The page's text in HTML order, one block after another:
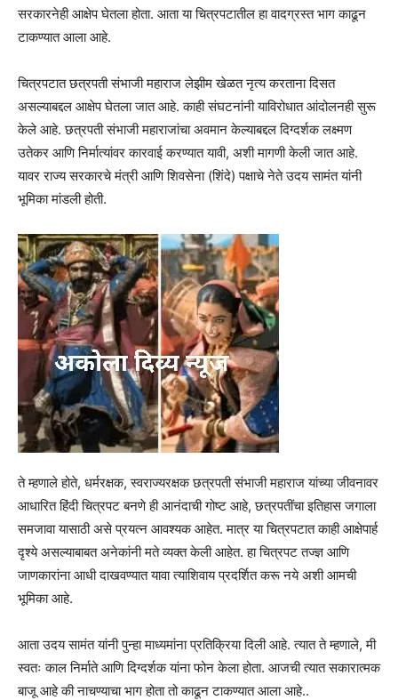
सरकारनेही आक्षेप घेतला होता. आता या चित्रपटातील हा वादग्रस्त भाग काढून
टाकण्यात आला आहे.
चित्रपटात छत्रपती संभाजी महाराज लेझीम खेळत नृत्य करताना दिसत
असल्याबद्दल आक्षेप घेतला जात आहे. काही संघटनांनी याविरोधात आंदोलनही सुरू
केले आहे. छत्रपती संभाजी महाराजांचा अवमान केल्याबद्दल दिग्दर्शक लक्ष्मण
उतेकर आणि निर्मात्यांवर कारवाई करण्यात यावी, अशी मागणी केली जात आहे.
यावर राज्य सरकारचे मंत्री आणि शिवसेना (शिंदे) पक्षाचे नेते उदय सामंत यांनी
भूमिका मांडली होती.
ते म्हणाले होते, धर्मरक्षक, स्वराज्यरक्षक छत्रपती संभाजी महाराज यांच्या जीवनावर
आधारित हिंदी चित्रपट बनणे ही आनंदाची गोष्ट आहे, छत्रपतींचा इतिहास जगाला
समजावा यासाठी असे प्रयत्न आवश्यक आहेत. मात्र या चित्रपटात काही आक्षेपार्ह
दृश्ये असल्याबाबत अनेकांनी मते व्यक्त केली आहेत. हा चित्रपट तज्ज्ञ आणि
जाणकारांना आधी दाखवण्यात यावा त्याशिवाय प्रदर्शित करू नये अशी आमची
भूमिका आहे.
आता उदय सामंत यांनी पुन्हा माध्यमांना प्रतिक्रिया दिली आहे. त्यात ते म्हणाले, मी
स्वतः काल निर्माते आणि दिग्दर्शक यांना फोन केला होता. आजची त्यात सकारात्मक
बाजू आहे की नाचण्याचा भाग होता तो काढून टाकण्यात आला आहे..